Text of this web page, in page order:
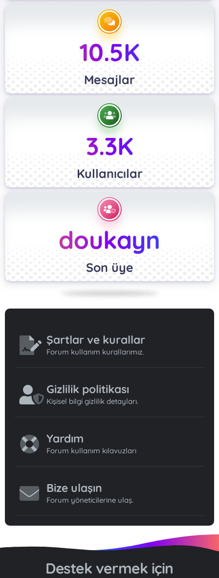
10.5K
Mesajlar
3.3K
Kullanıcılar
doukayn
Son üye
Şartlar ve kurallar
Forum kullanım kurallarımız.
Gizlilik politikası
Kişisel bilgi gizlilik detayları.
Yardım
Forum kullanım kılavuzları
Bize ulaşın
Forum yöneticilerine ulaş.
Destek vermek için